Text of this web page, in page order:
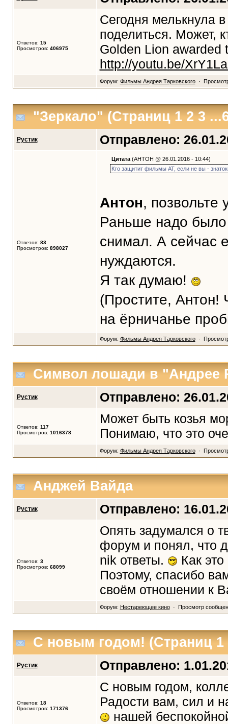
Ответов: 15
Просмотров: 406975
Сегодня мелькнула
поделиться. Может,
Golden Lion
http://youtu.be/
Форум: Фильмы Андрея Тарковского·
"Зеркало" (Страниц123
Рустик Отправлено:
Ответов: 83
Просмотров: 898027
Цитата(АНТОН @ 26.01.2016 - 10:44)
Кто защитит фильмы АТ, если не вы -
Антон, позвольте
Раньше надо было
снимал. А сейчас
нуждаются.
Я так думаю!
(Простите, Антон!
на ёрничанье
Форум: Фильмы Андрея Тарковского·
Символ лошади в "Андрее
Рустик Отправлено:
Ответов: 117
Просмотров: 1016378
Может быть козья
Понимаю, что это
Форум: Фильмы Андрея Тарковского·
Анджей Вайда
Рустик Отправлено:
Ответов: 3
Просмотров: 68099
Опять задумался о
форум и понял, что
nik ответы.
Как
Поэтому, спасибо
своём отношении к
Форум: Нестареющее кино· Просмотр
С новым годом! (Страниц1
Рустик Отправлено:
Ответов: 18
Просмотров: 171376
С новым годом,
Радости вам, сил и
нашей